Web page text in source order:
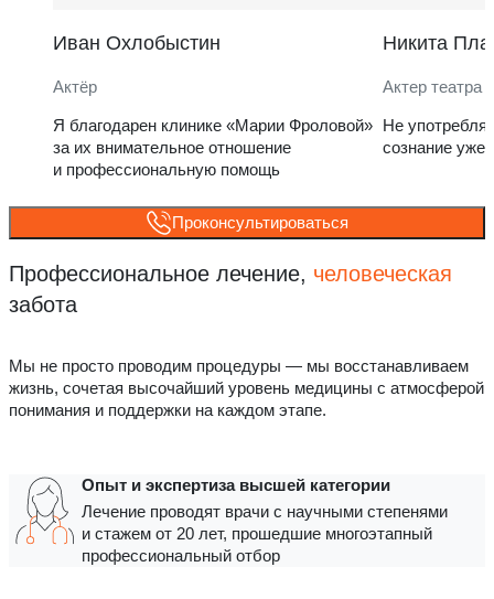
Иван Охлобыстин
Актёр
Я благодарен клинике «Марии Фроловой»
за их внимательное отношение
и профессиональную помощь
Никита
Актер театра
Не
сознание уже
Проконсультироваться
Профессиональное лечение, человеческая
забота
Мы не просто проводим процедуры — мы восстанавливаем
жизнь, сочетая высочайший уровень медицины с атмосферой
понимания и поддержки на каждом этапе.
Опыт и экспертиза высшей категории
Лечение проводят врачи с научными степенями
и стажем от 20 лет, прошедшие многоэтапный
профессиональный отбор